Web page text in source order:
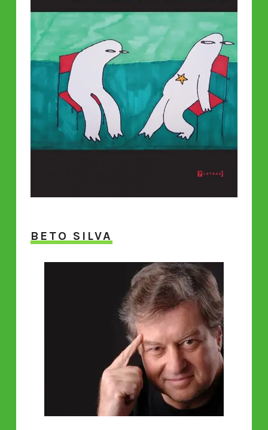
BETO SILVA